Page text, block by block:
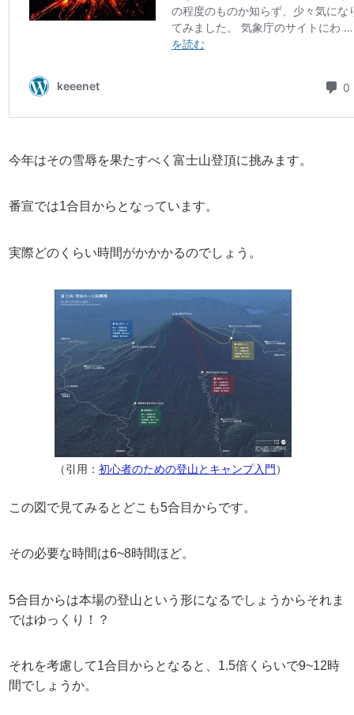
今年はその雪辱を果たすべく富士山登頂に挑みます。
番宣では1合目からとなっています。
実際どのくらい時間がかかかるのでしょう。
（引用： 初心者のための登山とキャンプ入門）
この図で見てみるとどこも5合目からです。
その必要な時間は6~8時間ほど。
5合目からは本場の登山という形になるでしょうからそれま
ではゆっくり！？
それを考慮して1合目からとなると、1.5倍くらいで9~12時
間でしょうか。